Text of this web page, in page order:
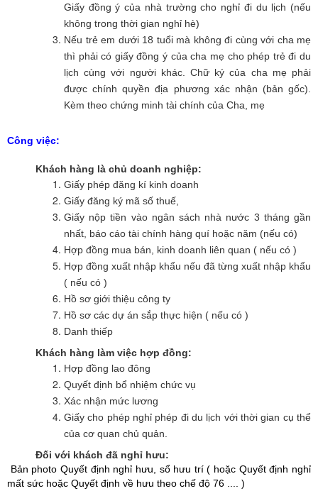
Giấy đồng ý của nhà trường cho nghỉ đi du lịch (nếu
không trong thời gian nghỉ hè)
Nếu trẻ em dưới 18 tuổi mà không đi cùng với cha mẹ
thì phải có giấy đồng ý của cha mẹ cho phép trẻ đi du
lịch cùng với người khác. Chữ ký của cha mẹ phải
được chính quyền địa phương xác nhận (bản gốc).
Kèm theo chứng minh tài chính của Cha, mẹ
Công việc:
Khách hàng là chủ doanh nghiệp:
Giấy phép đăng kí kinh doanh
Giấy đăng ký mã số thuế,
Giấy nộp tiền vào ngân sách nhà nước 3 tháng gần
nhất, báo cáo tài chính hàng quí hoặc năm (nếu có)
Hợp đồng mua bán, kinh doanh liên quan ( nếu có )
Hợp đồng xuất nhập khẩu nếu đã từng xuất nhập khẩu
( nếu có )
Hồ sơ giới thiệu công ty
Hồ sơ các dự án sắp thực hiện ( nếu có )
Danh thiếp
Khách hàng làm việc hợp đồng:
Hợp đồng lao đông
Quyết định bổ nhiệm chức vụ
Xác nhận mức lương
Giấy cho phép nghỉ phép đi du lịch với thời gian cụ thể
của cơ quan chủ quản.
Đối với khách đã nghỉ hưu:
Bản photo Quyết định nghỉ hưu, sổ hưu trí ( hoặc Quyết định nghỉ
mất sức hoặc Quyết định về hưu theo chế độ 76 .... )